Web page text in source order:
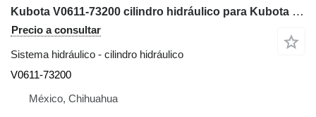
Kubota V0611-73200 cilindro hidráulico para Kubota SVL95-2S minicargadora de cadenas
Precio a consultar
Sistema hidráulico - cilindro hidráulico
V0611-73200
México, Chihuahua